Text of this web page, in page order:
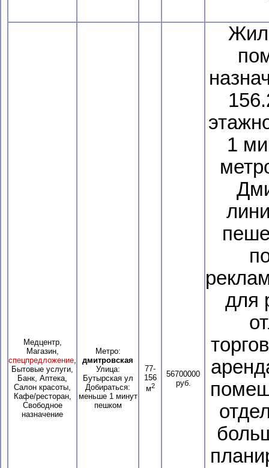
Медцентр,
Магазин,
спецпредложение,
Бытовые услуги,
Банк, Аптека,
Салон красоты,
Кафе/ресторан,
Свободное
назначение
Метро:
дмитровская
Улица:
Бутырская ул
Добираться:
меньше 1 минут
пешком
77-
156
м2
56700000
руб.
1
для